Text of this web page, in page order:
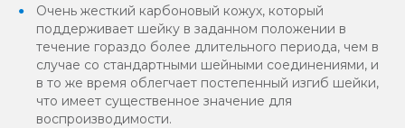
Очень жесткий карбоновый кожух, который
поддерживает шейку в заданном положении в
течение гораздо более длительного периода, чем в
случае со стандартными шейными соединениями, и
в то же время облегчает постепенный изгиб шейки,
что имеет существенное значение для
воспроизводимости.